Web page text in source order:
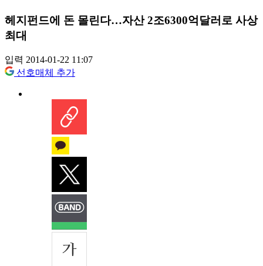
헤지펀드에 돈 몰린다…자산 2조6300억달러로 사상
최대
입력 2014-01-22 11:07
선호매체 추가